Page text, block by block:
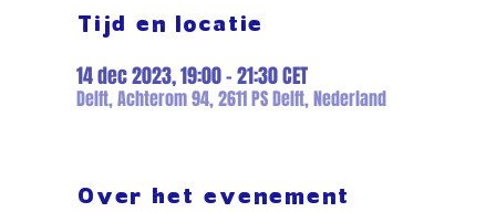
Tijd en locatie
14 dec 2023, 19:00 – 21:30 CET
Delft, Achterom 94, 2611 PS Delft, Nederland
Over het evenement